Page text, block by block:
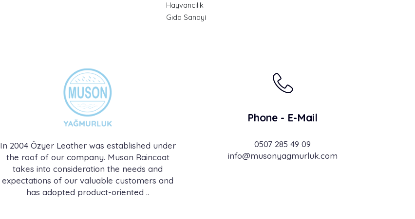
Hayvancılık
Gıda Sanayi
In 2004 Özyer Leather was established under
the roof of our company. Muson Raincoat
takes into consideration the needs and
expectations of our valuable customers and
has adopted product-oriented ..
Phone - E-Mail
0507 285 49 09
info@musonyagmurluk.com